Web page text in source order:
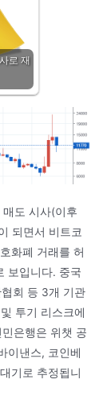
로 재
도 시사(이후
되면서 비트코
화폐 거래를 허
보입니다. 중국
회 등 3개 기관
투기 리스크에
은행은 위챗 공
이낸스, 코인베
기로 추정됩니